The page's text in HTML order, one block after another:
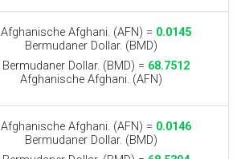
Afghanische Afghani. (AFN) = 0.0145
Bermudaner Dollar. (BMD)
Bermudaner Dollar. (BMD) = 68.7512
Afghanische Afghani. (AFN)
Afghanische Afghani. (AFN) = 0.0146
Bermudaner Dollar. (BMD)